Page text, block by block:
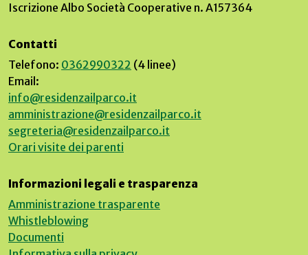
Iscrizione Albo Società Cooperative n. A157364
Contatti
Telefono: 0362990322 (4 linee)
Email:
info@residenzailparco.it
amministrazione@residenzailparco.it
segreteria@residenzailparco.it
Orari visite dei parenti
Informazioni legali e trasparenza
Amministrazione trasparente
Whistleblowing
Documenti